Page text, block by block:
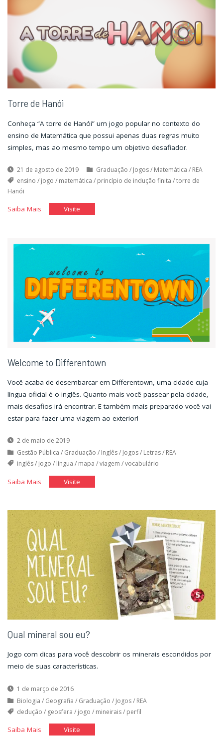
Torre de Hanói
Conheça “A torre de Hanói” um jogo popular no contexto do
ensino de Matemática que possui apenas duas regras muito
simples, mas ao mesmo tempo um objetivo desafiador.
21 de agosto de 2019 Graduação / Jogos/ Matemática / REA
ensino / jogo / matemática / princípio de indução finita /torre de
Hanói
Saiba Mais"Torre
Visite"Torre
Welcome to Differentown
Você acaba de desembarcar em Differentown, uma cidade cuja
língua oficial é o inglês. Quanto mais você passear pela cidade,
mais desafios irá encontrar. E também mais preparado você vai
estar para fazer uma viagem ao exterior!
2 de maio de 2019
Gestão Pública / Graduação / Inglês/ Jogos/ Letras/ REA
inglês/ jogo / língua / mapa /viagem /vocabulário
Saiba Mais"WelcomeVisite"Welcome
Qual mineral sou eu?
Jogo com dicas para você descobrir os minerais escondidos por
meio de suas características.
1 de março de 2016
Biologia / Geografia / Graduação / Jogos/ REA
dedução / geosfera / jogo / mineirais/ perfil
Saiba Mais"Qual
Visite"Qual